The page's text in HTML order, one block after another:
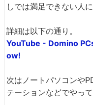
しでは満足できない人に
詳細は以下の通り。
YouTube - Domino
ow!
次はノートパソコンや
テーションなどでやっ